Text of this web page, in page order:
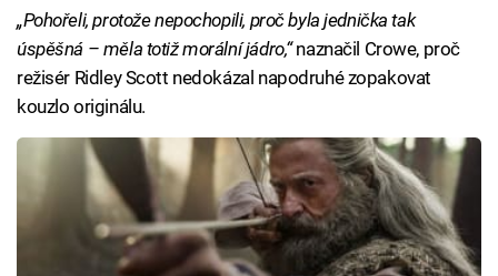
„Pohořeli, protože nepochopili, proč byla jednička tak
úspěšná – měla totiž morální jádro,“naznačil Crowe, proč
režisér Ridley Scott nedokázal napodruhé zopakovat
kouzlo originálu.